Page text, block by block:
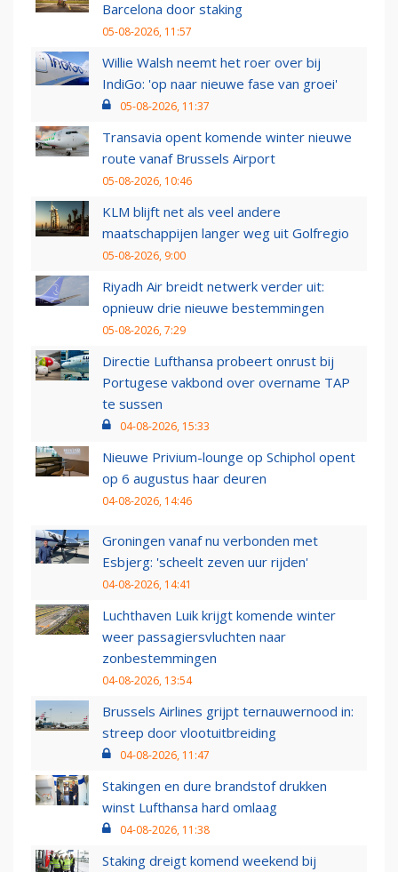
Barcelona door staking
05-08-2026, 11:57
Willie Walsh neemt het roer over bij
IndiGo: 'op naar nieuwe fase van groei'
05-08-2026, 11:37
Transavia opent komende winter nieuwe
route vanaf Brussels Airport
05-08-2026, 10:46
KLM blijft net als veel andere
maatschappijen langer weg uit Golfregio
05-08-2026, 9:00
Riyadh Air breidt netwerk verder uit:
opnieuw drie nieuwe bestemmingen
05-08-2026, 7:29
Directie Lufthansa probeert onrust bij
Portugese vakbond over overname TAP
te sussen
04-08-2026, 15:33
Nieuwe Privium-lounge op Schiphol opent
op 6 augustus haar deuren
04-08-2026, 14:46
Groningen vanaf nu verbonden met
Esbjerg: 'scheelt zeven uur rijden'
04-08-2026, 14:41
Luchthaven Luik krijgt komende winter
weer passagiersvluchten naar
zonbestemmingen
04-08-2026, 13:54
Brussels Airlines grijpt ternauwernood in:
streep door vlootuitbreiding
04-08-2026, 11:47
Stakingen en dure brandstof drukken
winst Lufthansa hard omlaag
04-08-2026, 11:38
Staking dreigt komend weekend bij